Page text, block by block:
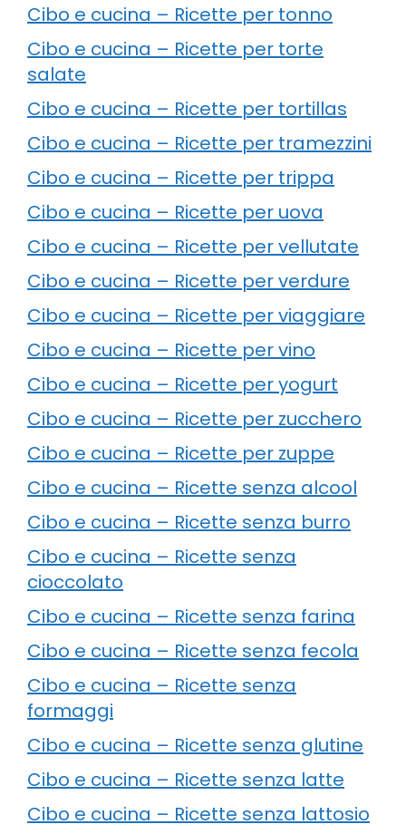
Cibo e cucina – Ricette per tonno
Cibo e cucina – Ricette per torte
salate
Cibo e cucina – Ricette per tortillas
Cibo e cucina – Ricette per tramezzini
Cibo e cucina – Ricette per trippa
Cibo e cucina – Ricette per uova
Cibo e cucina – Ricette per vellutate
Cibo e cucina – Ricette per verdure
Cibo e cucina – Ricette per viaggiare
Cibo e cucina – Ricette per vino
Cibo e cucina – Ricette per yogurt
Cibo e cucina – Ricette per zucchero
Cibo e cucina – Ricette per zuppe
Cibo e cucina – Ricette senza alcool
Cibo e cucina – Ricette senza burro
Cibo e cucina – Ricette senza
cioccolato
Cibo e cucina – Ricette senza farina
Cibo e cucina – Ricette senza fecola
Cibo e cucina – Ricette senza
formaggi
Cibo e cucina – Ricette senza glutine
Cibo e cucina – Ricette senza latte
Cibo e cucina – Ricette senza lattosio